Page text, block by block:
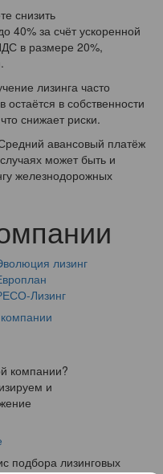
снизить
40% за счёт ускоренной
в размере 20%,
лизинга часто
в собственности
снижает риски.
авансовый платёж
может быть и
железнодорожных
лизинг
Лизинг
компании?
и
подбора лизинговых